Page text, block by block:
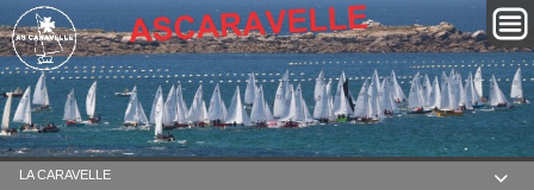

LA CARAVELLE